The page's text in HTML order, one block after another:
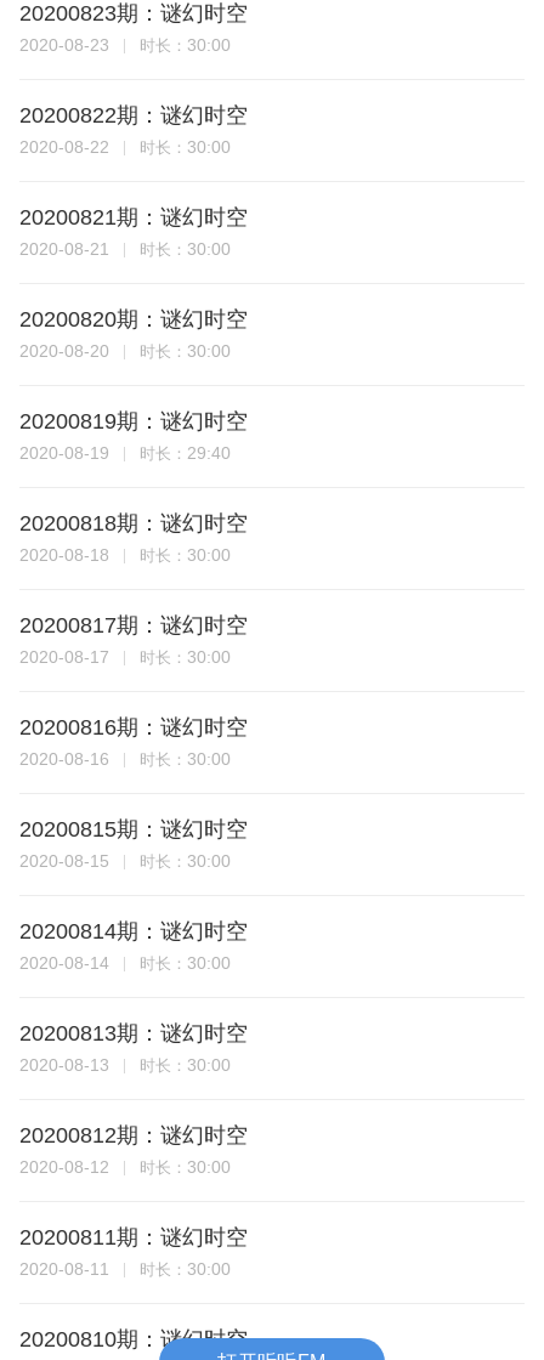
20200823期：谜幻时空
2020-08-23 时长： 30:00
20200822期：谜幻时空
2020-08-22 时长： 30:00
20200821期：谜幻时空
2020-08-21 时长： 30:00
20200820期：谜幻时空
2020-08-20 时长： 30:00
20200819期：谜幻时空
2020-08-19 时长： 29:40
20200818期：谜幻时空
2020-08-18 时长： 30:00
20200817期：谜幻时空
2020-08-17 时长： 30:00
20200816期：谜幻时空
2020-08-16 时长： 30:00
20200815期：谜幻时空
2020-08-15 时长： 30:00
20200814期：谜幻时空
2020-08-14 时长： 30:00
20200813期：谜幻时空
2020-08-13 时长： 30:00
20200812期：谜幻时空
2020-08-12 时长： 30:00
20200811期：谜幻时空
2020-08-11 时长： 30:00
20200810期：谜幻时空